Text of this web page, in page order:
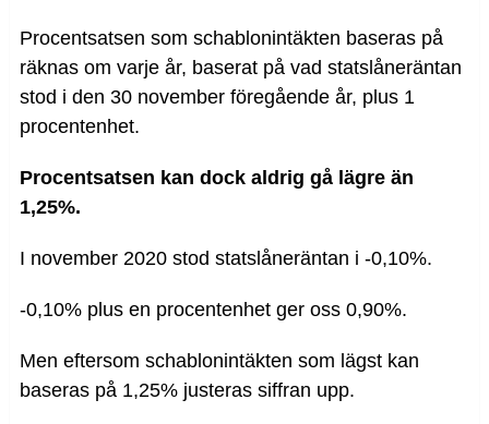
Procentsatsen som schablonintäkten baseras på
räknas om varje år, baserat på vad statslåneräntan
stod i den 30 november föregående år, plus 1
procentenhet.
Procentsatsen kan dock aldrig gå lägre än
1,25%.
I november 2020 stod statslåneräntan i -0,10%.
-0,10% plus en procentenhet ger oss 0,90%.
Men eftersom schablonintäkten som lägst kan
baseras på 1,25% justeras siffran upp.